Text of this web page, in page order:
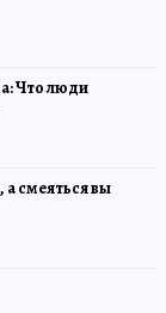
Что люди
а смеяться вы